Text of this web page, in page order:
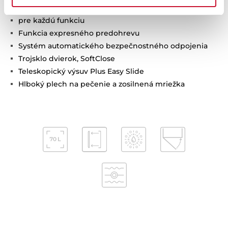
Automatické návrhy teploty a času
pre každú funkciu
Funkcia expresného predohrevu
Systém automatického bezpečnostného odpojenia
Trojsklo dvierok, SoftClose
Teleskopický výsuv Plus Easy Slide
Hlboký plech na pečenie a zosilnená mriežka